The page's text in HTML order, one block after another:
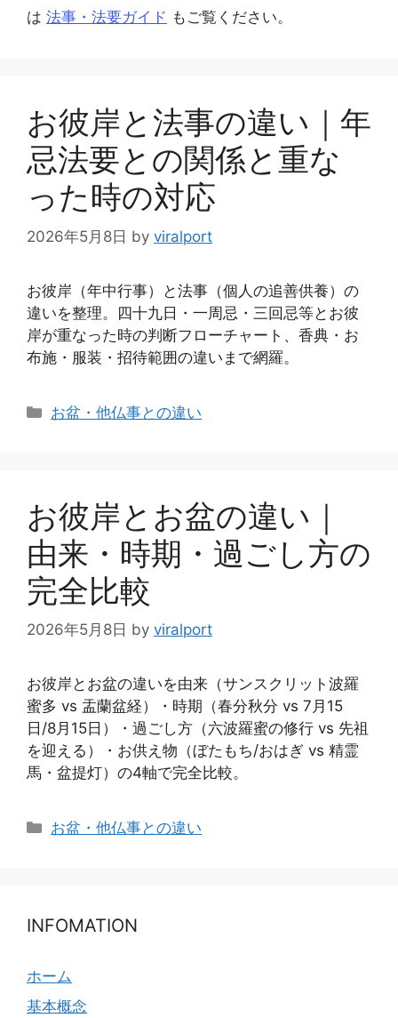
は 法事・法要ガイド もご覧ください。
お彼岸と法事の違い｜年
忌法要との関係と重な
った時の対応
2026年5月8日 by viralport
お彼岸（年中行事）と法事（個人の追善供養）の
違いを整理。四十九日・一周忌・三回忌等とお彼
岸が重なった時の判断フローチャート、香典・お
布施・服装・招待範囲の違いまで網羅。
カ
お盆・他仏事との違い
お彼岸とお盆の違い｜
由来・時期・過ごし方の
完全比較
2026年5月8日 by viralport
お彼岸とお盆の違いを由来（サンスクリット波羅
蜜多 vs 盂蘭盆経）・時期（春分秋分 vs 7月15
日/8月15日）・過ごし方（六波羅蜜の修行 vs 先祖
を迎える）・お供え物（ぼたもち/おはぎ vs 精霊
馬・盆提灯）の4軸で完全比較。
カ
お盆・他仏事との違い
INFOMATION
ホーム
基本概念